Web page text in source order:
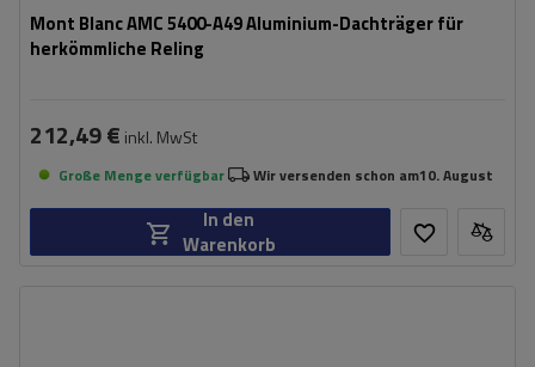
Mont Blanc AMC 5400-A49 Aluminium-Dachträger für
herkömmliche Reling
212,49 € inkl. MwSt
Große Menge verfügbar Wir versenden schon am10. August
In den
Warenkorb